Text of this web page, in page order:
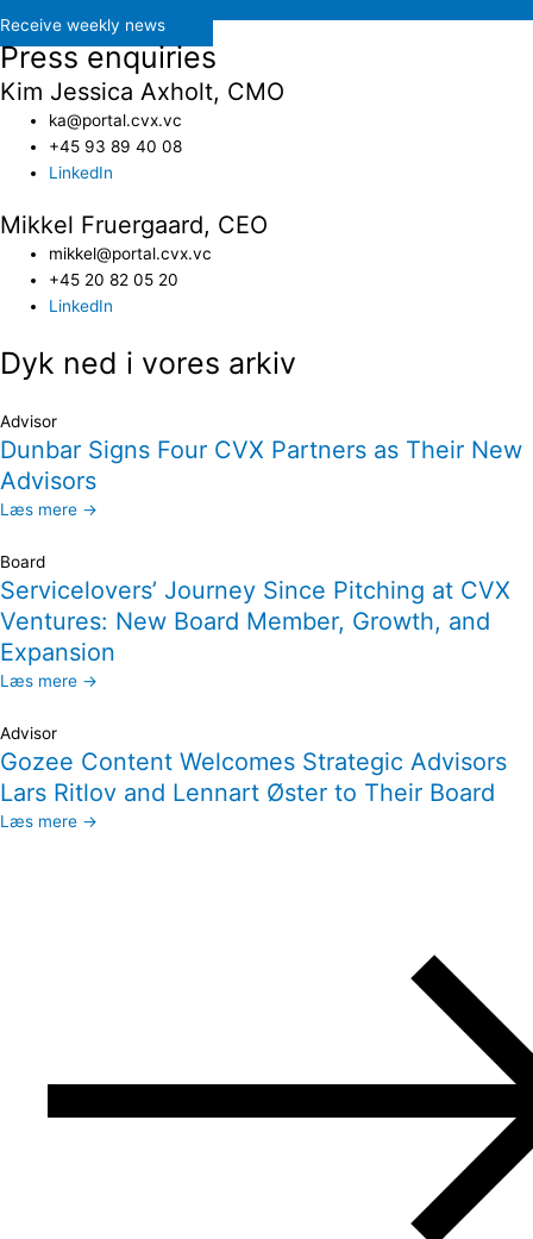
Receive weekly news
Press enquiries
Kim Jessica Axholt, CMO
ka@portal.cvx.vc​
+45 93 89 40 08
LinkedIn
Mikkel Fruergaard, CEO
mikkel@portal.cvx.vc
+45 20 82 05 20
LinkedIn
Dyk ned i vores arkiv
Advisor
Dunbar Signs Four CVX Partners as Their New
Advisors
Læs mere →
Board
Servicelovers’ Journey Since Pitching at CVX
Ventures: New Board Member, Growth, and
Expansion
Læs mere →
Advisor
Gozee Content Welcomes Strategic Advisors
Lars Ritlov and Lennart Øster to Their Board
Læs mere →